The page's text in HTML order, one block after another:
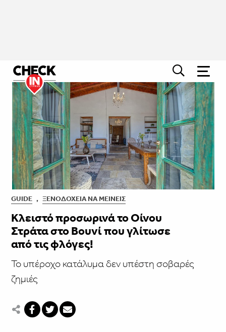
GUIDE , ΞΕΝΟΔΟΧΕΊΑ ΝΑ ΜΕΊΝΕΙΣ
Κλειστό προσωρινά το Οίνου
Στράτα στο Βουνί που γλίτωσε
από τις φλόγες!
To υπέροχο κατάλυμα δεν υπέστη σοβαρές
ζημιές